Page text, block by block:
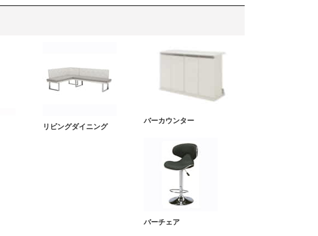
リビングダイニング
バーカウンター
バーチェア